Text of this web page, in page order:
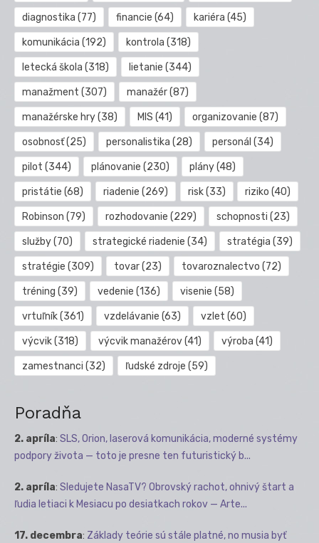
diagnostika (77) financie (64) kariéra (45)
komunikácia (192) kontrola (318)
letecká škola (318) lietanie (344)
manažment (307) manažér(87)
manažérske hry(38) MIS (41) organizovanie (87)
osobnosť(25) personalistika (28) personál (34)
pilot (344) plánovanie (230) plány(48)
pristátie (68) riadenie (269) risk(33) riziko (40)
Robinson (79) rozhodovanie (229) schopnosti (23)
služby(70) strategické riadenie (34) stratégia (39)
stratégie (309) tovar(23) tovaroznalectvo (72)
tréning (39) vedenie (136) visenie (58)
vrtuľník(361) vzdelávanie (63) vzlet (60)
výcvik(318) výcvik manažérov(41) výroba (41)
zamestnanci (32) ľudské zdroje (59)
Poradňa
2. apríla: SLS, Orion, laserová komunikácia, moderné systémy
podpory života — toto je presne ten futuristický b...
2. apríla: Sledujete NasaTV? Obrovský rachot, ohnivý štart a
ľudia letiaci k Mesiacu po desiatkach rokov — Arte...
17. decembra: Základy teórie sú stále platné, no musia byť